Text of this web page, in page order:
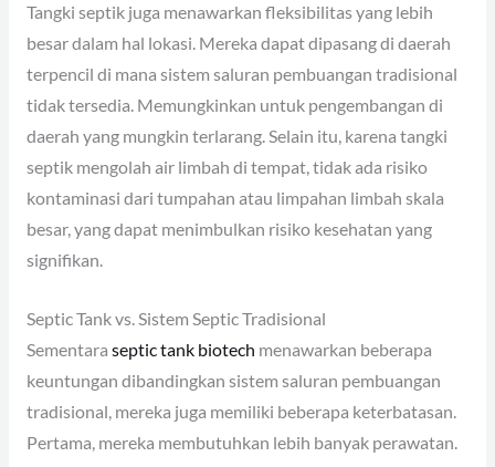
Tangki septik juga menawarkan fleksibilitas yang lebih
besar dalam hal lokasi. Mereka dapat dipasang di daerah
terpencil di mana sistem saluran pembuangan tradisional
tidak tersedia. Memungkinkan untuk pengembangan di
daerah yang mungkin terlarang. Selain itu, karena tangki
septik mengolah air limbah di tempat, tidak ada risiko
kontaminasi dari tumpahan atau limpahan limbah skala
besar, yang dapat menimbulkan risiko kesehatan yang
signifikan.
Septic Tank vs. Sistem Septic Tradisional
Sementara septic tank biotech menawarkan beberapa
keuntungan dibandingkan sistem saluran pembuangan
tradisional, mereka juga memiliki beberapa keterbatasan.
Pertama, mereka membutuhkan lebih banyak perawatan.